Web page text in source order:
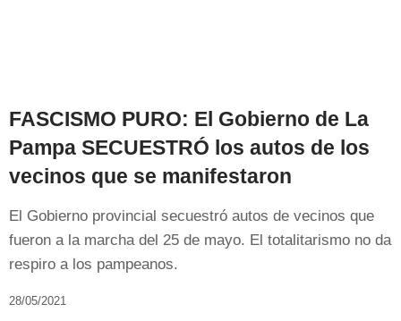
FASCISMO PURO: El Gobierno de La
Pampa SECUESTRÓ los autos de los
vecinos que se manifestaron
El Gobierno provincial secuestró autos de vecinos que
fueron a la marcha del 25 de mayo. El totalitarismo no da
respiro a los pampeanos.
28/05/2021